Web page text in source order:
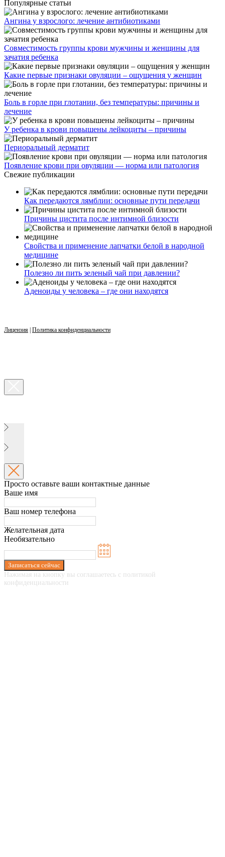
Популярные статьи
Ангина у взрослого: лечение антибиотиками
Совместимость группы крови мужчины и женщины для
зачатия ребенка
Какие первые признаки овуляции – ощущения у женщин
Боль в горле при глотании, без температуры: причины и
лечение
У ребенка в крови повышены лейкоциты – причины
Периоральный дерматит
Появление крови при овуляции — норма или патология
Свежие публикации
Как передаются лямблии: основные пути передачи
Причины цистита после интимной близости
Свойства и применение лапчатки белой в народной
медицине
Полезно ли пить зеленый чай при давлении?
Аденоиды у человека – где они находятся
Лицензия | Политика конфиденциальности
Просто оставьте ваши контактные данные
Ваше имя
Ваш номер телефона
Желательная дата
Необязательно
Записаться сейчас
Нажимая на кнопку вы соглашаетесь с политикой
конфиденциальности